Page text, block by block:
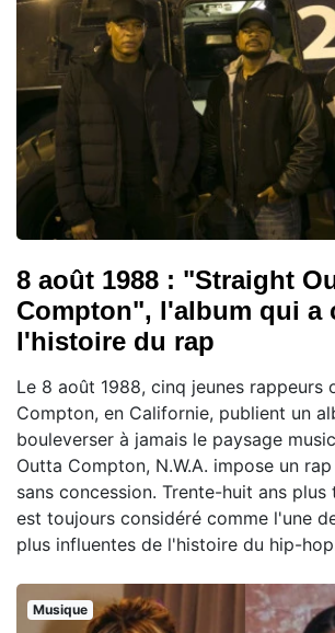
8 août 1988 : "Straight
Compton", l'album qui a
l'histoire du rap
Le 8 août 1988, cinq jeunes rappeurs
Compton, en Californie, publient un
bouleverser à jamais le paysage
Outta Compton, N.W.A. impose un
sans concession. Trente-huit ans
est toujours considéré comme l'une
plus influentes de l'histoire du hip-
Musique